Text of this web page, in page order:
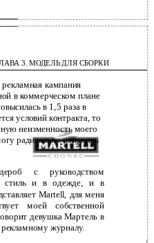
3. МОДЕЛЬ ДЛЯ СБОРКИ
кампания
в коммерческом плане
в 1,5 раза в
условий контракта, то
неизменность моего
радикально изменить
с руководством
стиль и в одежде, и в
Martell, для меня
моей собственной
девушка Мартель в
журналу.